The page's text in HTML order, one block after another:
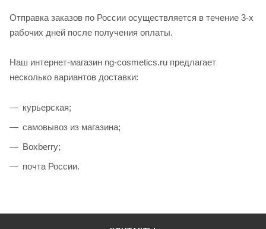
Отправка заказов по России осуществляется в течение 3-х
рабочих дней после получения оплаты.
Наш интернет-магазин ng-cosmetics.ru предлагает
несколько вариантов доставки:
курьерская;
самовывоз из магазина;
Boxberry;
почта России.